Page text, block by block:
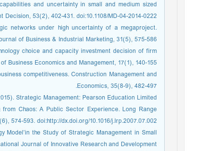
and uncertainty in small and medium sized
53(2), 402-431. doi:10.1108/MD-04-2014-0222 .
networks under high uncertainty of a megaproject.
of Business & Industrial Marketing, 31(5), 575-586.
choice and capacity investment decision of firm
Business Economics and Management, 17(1), 140-155.
competitiveness. Construction Management and
Economics, 35(8-9), 482-497.
Strategic Management: Pearson Education Limited.
Chaos: A Public Sector Experience. Long Range
574-593. doi:http://dx.doi.org/10.1016/j.lrp.2007.07.002 .
Model’in the Study of Strategic Management in Small
Journal of Innovative Research and Development.